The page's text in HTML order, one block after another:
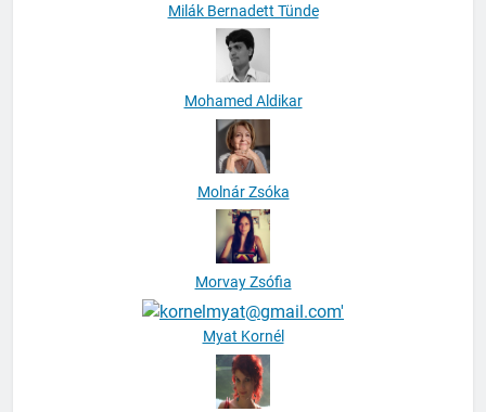
Milák Bernadett Tünde
Mohamed Aldikar
Molnár Zsóka
Morvay Zsófia
Myat Kornél